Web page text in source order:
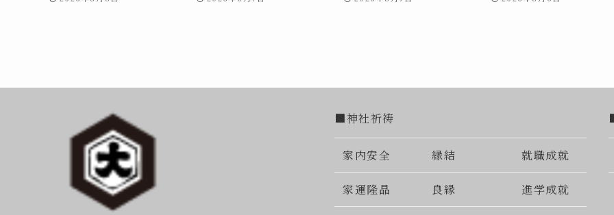
■神社祈祷
家内安全 縁結 就職成就
家運隆晶 良縁 進学成就